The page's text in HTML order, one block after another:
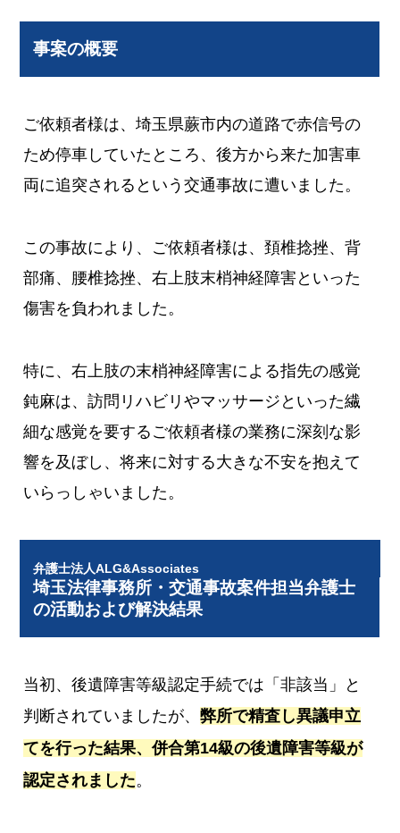
事案の概要
ご依頼者様は、埼玉県蕨市内の道路で赤信号の
ため停車していたところ、後方から来た加害車
両に追突されるという交通事故に遭いました。
この事故により、ご依頼者様は、頚椎捻挫、背
部痛、腰椎捻挫、右上肢末梢神経障害といった
傷害を負われました。
特に、右上肢の末梢神経障害による指先の感覚
鈍麻は、訪問リハビリやマッサージといった繊
細な感覚を要するご依頼者様の業務に深刻な影
響を及ぼし、将来に対する大きな不安を抱えて
いらっしゃいました。
弁護士法人ALG&Associates
埼玉法律事務所・交通事故案件担当弁護士
の活動および解決結果
当初、後遺障害等級認定手続では「非該当」と
判断されていましたが、弊所で精査し異議申立
てを行った結果、併合第14級の後遺障害等級が
認定されました。